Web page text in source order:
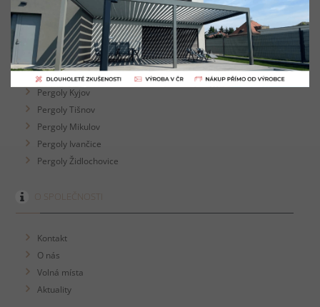
Pergoly Hodonín
Pergoly Kuřim
Pergoly Zlín
Pergoly Vyškov
Pergoly Blansko
Pergoly Kyjov
Pergoly Tišnov
Pergoly Mikulov
Pergoly Ivančice
Pergoly Židlochovice
O SPOLEČNOSTI
Kontakt
O nás
Volná místa
Aktuality